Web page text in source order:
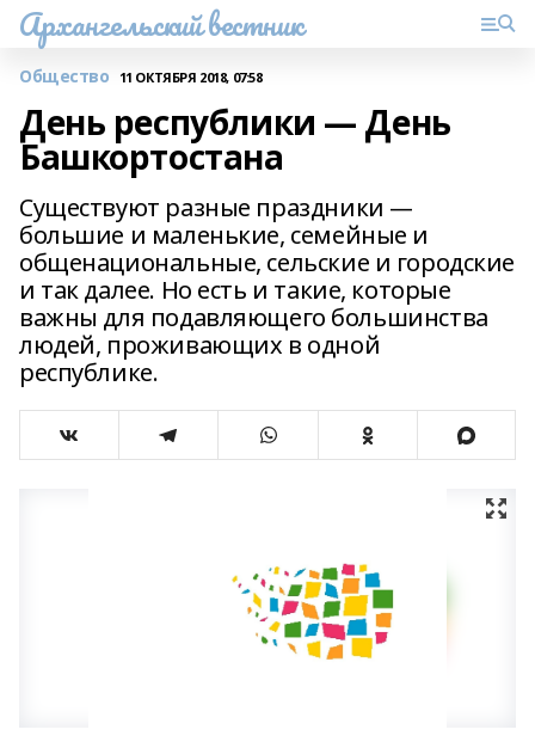
Архангельский вестник
Общество 11 ОКТЯБРЯ 2018, 07:58
День республики — День
Башкортостана
Существуют разные праздники —
большие и маленькие, семейные и
общенациональные, сельские и городские
и так далее. Но есть и такие, которые
важны для подавляющего большинства
людей, проживающих в одной
республике.